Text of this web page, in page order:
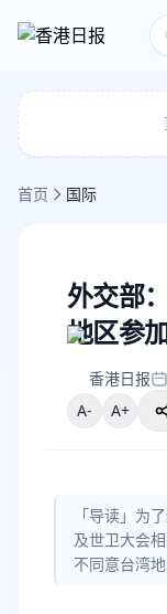
首页 国际
外交部
地区参
香港日报
A-
A+
「导读」为
及世卫大会
不同意台湾